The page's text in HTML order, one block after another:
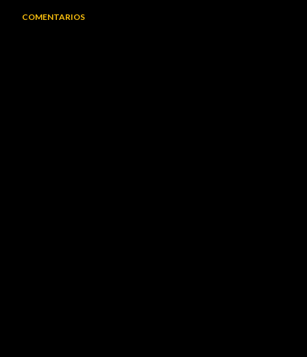
COMENTARIOS